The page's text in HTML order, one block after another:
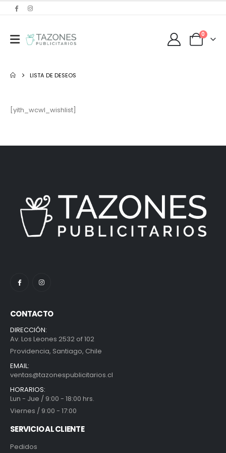
0
LISTA DE DESEOS
[yith_wcwl_wishlist]
CONTACTO
DIRECCIÓN:
Av. Los Leones 2532 of 102
Providencia, Santiago, Chile
EMAIL:
ventas@tazonespublicitarios.cl
HORARIOS:
Lun - Jue / 9:00 - 18:00 hrs.
Viernes / 9:00 - 17:00
SERVICIO AL CLIENTE
Pedidos